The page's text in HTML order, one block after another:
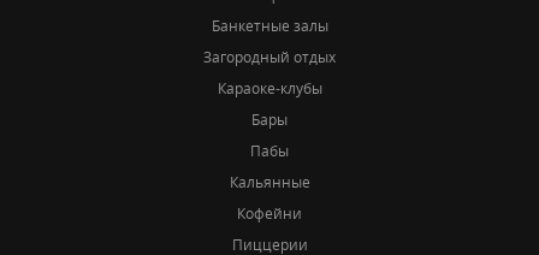
Банкетные залы
Загородный отдых
Караоке-клубы
Бары
Пабы
Кальянные
Кофейни
Пиццерии